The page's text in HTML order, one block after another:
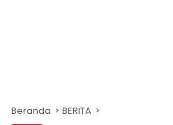
Beranda BERITA